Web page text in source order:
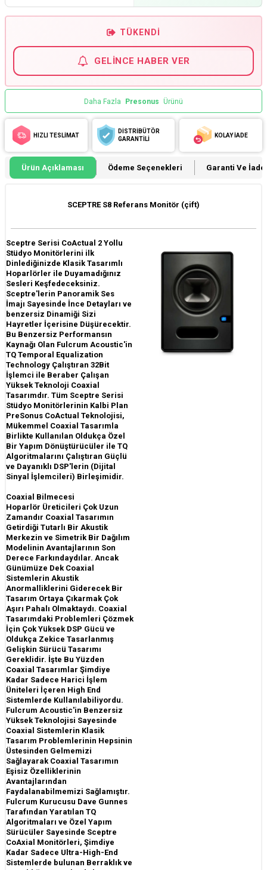
TÜKENDI
GELINCE HABER VER
Daha Fazla Presonus Ürünü
HIZLI TESLİMAT
DİSTRİBÜTÖR
GARANTİLİ
KOLAY İADE
Ürün Açıklaması Ödeme Seçenekleri Garanti Ve İade
SCEPTRE S8 Referans Monitör (çift)
Sceptre Serisi CoActual 2 Yollu
Stüdyo Monitörlerini ilk
Dinlediğinizde Klasik Tasarımlı
Hoparlörler ile Duyamadığınız
Sesleri Keşfedeceksiniz.
Sceptre'lerin Panoramik Ses
İmajı Sayesinde İnce Detayları ve
benzersiz Dinamiği Sizi
Hayretler İçerisine Düşürecektir.
Bu Benzersiz Performansın
Kaynağı Olan Fulcrum Acoustic'in
TQ Temporal Equalization
Technology Çalıştıran 32Bit
İşlemci ile Beraber Çalışan
Yüksek Teknoloji Coaxial
Tasarımdır. Tüm Sceptre Serisi
Stüdyo Monitörlerinin Kalbi Plan
PreSonus CoActual Teknolojisi,
Mükemmel Coaxial Tasarımla
Birlikte Kullanılan Oldukça Özel
Bir Yapım Dönüştürücüler ile TQ
Algoritmalarını Çalıştıran Güçlü
ve Dayanıklı DSP'lerin (Dijital
Sinyal İşlemcileri) Birleşimidir.
Coaxial Bilmecesi
Hoparlör Üreticileri Çok Uzun
Zamandır Coaxial Tasarımın
Getirdiği Tutarlı Bir Akustik
Merkezin ve Simetrik Bir Dağılım
Modelinin Avantajlarının Son
Derece Farkındaydılar. Ancak
Günümüze Dek Coaxial
Sistemlerin Akustik
Anormalliklerini Giderecek Bir
Tasarım Ortaya Çıkarmak Çok
Aşırı Pahalı Olmaktaydı. Coaxial
Tasarımdaki Problemleri Çözmek
İçin Çok Yüksek DSP Gücü ve
Oldukça Zekice Tasarlanmış
Gelişkin Sürücü Tasarımı
Gereklidir. İşte Bu Yüzden
Coaxial Tasarımlar Şimdiye
Kadar Sadece Harici İşlem
Üniteleri İçeren High End
Sistemlerde Kullanılabiliyordu.
Fulcrum Acoustic'in Benzersiz
Yüksek Teknolojisi Sayesinde
Coaxial Sistemlerin Klasik
Tasarım Problemlerinin Hepsinin
Üstesinden Gelmemizi
Sağlayarak Coaxial Tasarımın
Eşisiz Özelliklerinin
Avantajlarından
Faydalanabilmemizi Sağlamıştır.
Fulcrum Kurucusu Dave Gunnes
Tarafından Yaratılan TQ
Algoritmaları ve Özel Yapım
Sürücüler Sayesinde Sceptre
CoAxial Monitörleri, Şimdiye
Kadar Sadece Ultra-High-End
Sistemlerde bulunan Berraklık ve